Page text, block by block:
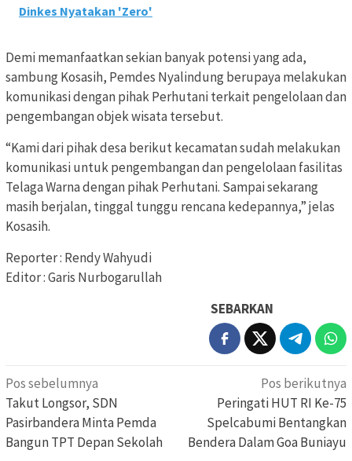
Dinkes Nyatakan 'Zero'
Demi memanfaatkan sekian banyak potensi yang ada,
sambung Kosasih, Pemdes Nyalindung berupaya melakukan
komunikasi dengan pihak Perhutani terkait pengelolaan dan
pengembangan objek wisata tersebut.
“Kami dari pihak desa berikut kecamatan sudah melakukan
komunikasi untuk pengembangan dan pengelolaan fasilitas
Telaga Warna dengan pihak Perhutani. Sampai sekarang
masih berjalan, tinggal tunggu rencana kedepannya,” jelas
Kosasih.
Reporter : Rendy Wahyudi
Editor : Garis Nurbogarullah
SEBARKAN
Navigasi
pos
Pos sebelumnya
Takut Longsor, SDN
Pasirbandera Minta Pemda
Bangun TPT Depan Sekolah
Pos berikutnya
Peringati HUT RI Ke-75
Spelcabumi Bentangkan
Bendera Dalam Goa Buniayu